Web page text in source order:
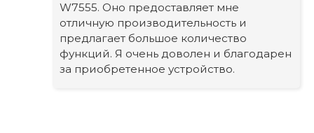
W7555. Оно предоставляет мне
отличную производительность и
предлагает большое количество
функций. Я очень доволен и благодарен
за приобретенное устройство.